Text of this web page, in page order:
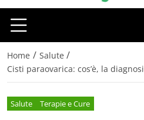
Home / Salute /
Cisti paraovarica: cos’è, la
Salute Terapie e Cure